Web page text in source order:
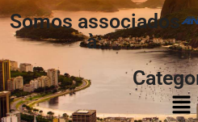
Somos associados
à: